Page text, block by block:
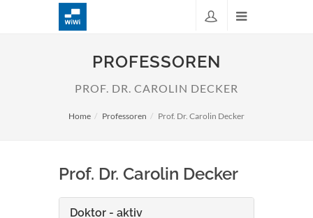
PROFESSOREN
PROF. DR. CAROLIN DECKER
Home Professoren Prof. Dr. Carolin Decker
Prof. Dr. Carolin Decker
Doktor - aktiv